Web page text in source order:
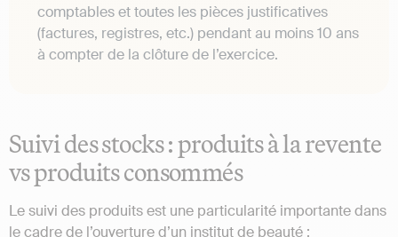
comptables et toutes les pièces justificatives
(factures, registres, etc.) pendant au moins 10 ans
à compter de la clôture de l’exercice.
Suivi des stocks : produits à la revente
vs produits consommés
Le suivi des produits est une particularité importante dans
le cadre de l’ouverture d’un institut de beauté :